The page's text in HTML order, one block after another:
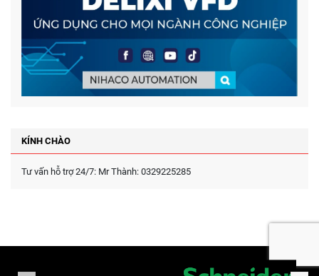
KÍNH CHÀO
Tư vấn hỗ trợ 24/7: Mr Thành: 0329225285